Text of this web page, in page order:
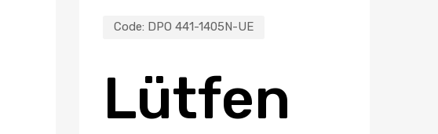
Code: DPO 441-1405N-UE
Lütfen